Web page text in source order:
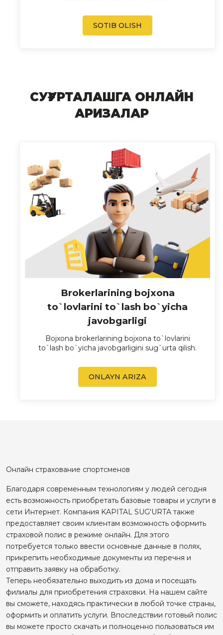
SOTIB OLISH
СУҒУРТАЛАШГА ОНЛАЙН
АРИЗАЛАР
Brokerlarining bojxona
to`lovlarini to`lash bo`yicha
javobgarligi
Bojxona brokerlarining bojxona to`lovlarini
to`lash bo`yicha javobgarligini sug`urta qilish.
ONLAYN ARIZA
Онлайн страхование спортсменов
Благодаря современным технологиям у людей сегодня
есть возможность приобретать базовые товары и услуги в
сети Интернет. Компания KAPITAL SUG'URTA также
предоставляет своим клиентам возможность оформить
страховой полис в режиме онлайн. Для этого
потребуется только ввести основные данные в полях,
прикрепить необходимые документы из перечня и
отправить заявку на обработку.
Теперь необязательно выходить из дома и посещать
филиалы для приобретения страховки. На нашем сайте
вы сможете, находясь практически в любой точке страны,
оформить и оплатить услуги. Впоследствии готовый полис
вы можете просто скачать и полноценно пользоваться им